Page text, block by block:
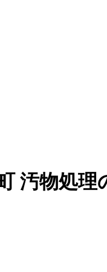
汚物処理